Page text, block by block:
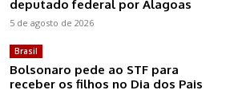
deputado federal por Alagoas
5 de agosto de 2026
Brasil
Bolsonaro pede ao STF para
receber os filhos no Dia dos Pais